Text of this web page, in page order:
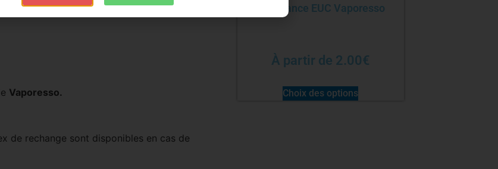
Vaporesso.
de rechange sont disponibles en cas de
Résistance EUC Vaporesso
À partir de 2.00€
Choix des options